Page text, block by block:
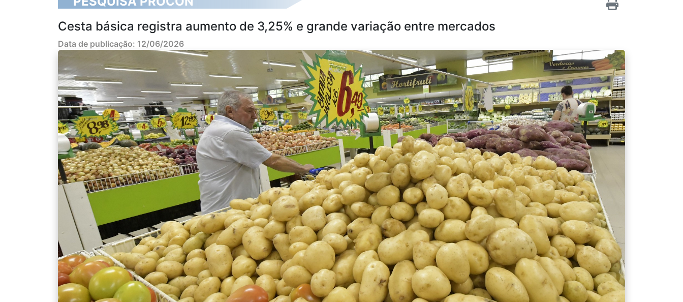
Cesta básica registra aumento de 3,25% e grande variação entre mercados
Data de publicação: 12/06/2026